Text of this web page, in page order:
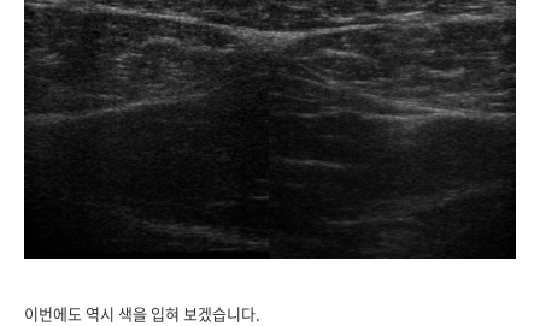
이번에도 역시 색을 입혀 보겠습니다.